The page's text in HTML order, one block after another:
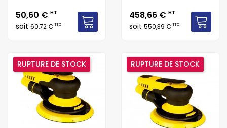
Prix
50,60 € HT
soit 60,72 €TTC
Prix
458,66 € HT
soit 550,39 €TTC
RUPTURE DE STOCK RUPTURE DE STOCK